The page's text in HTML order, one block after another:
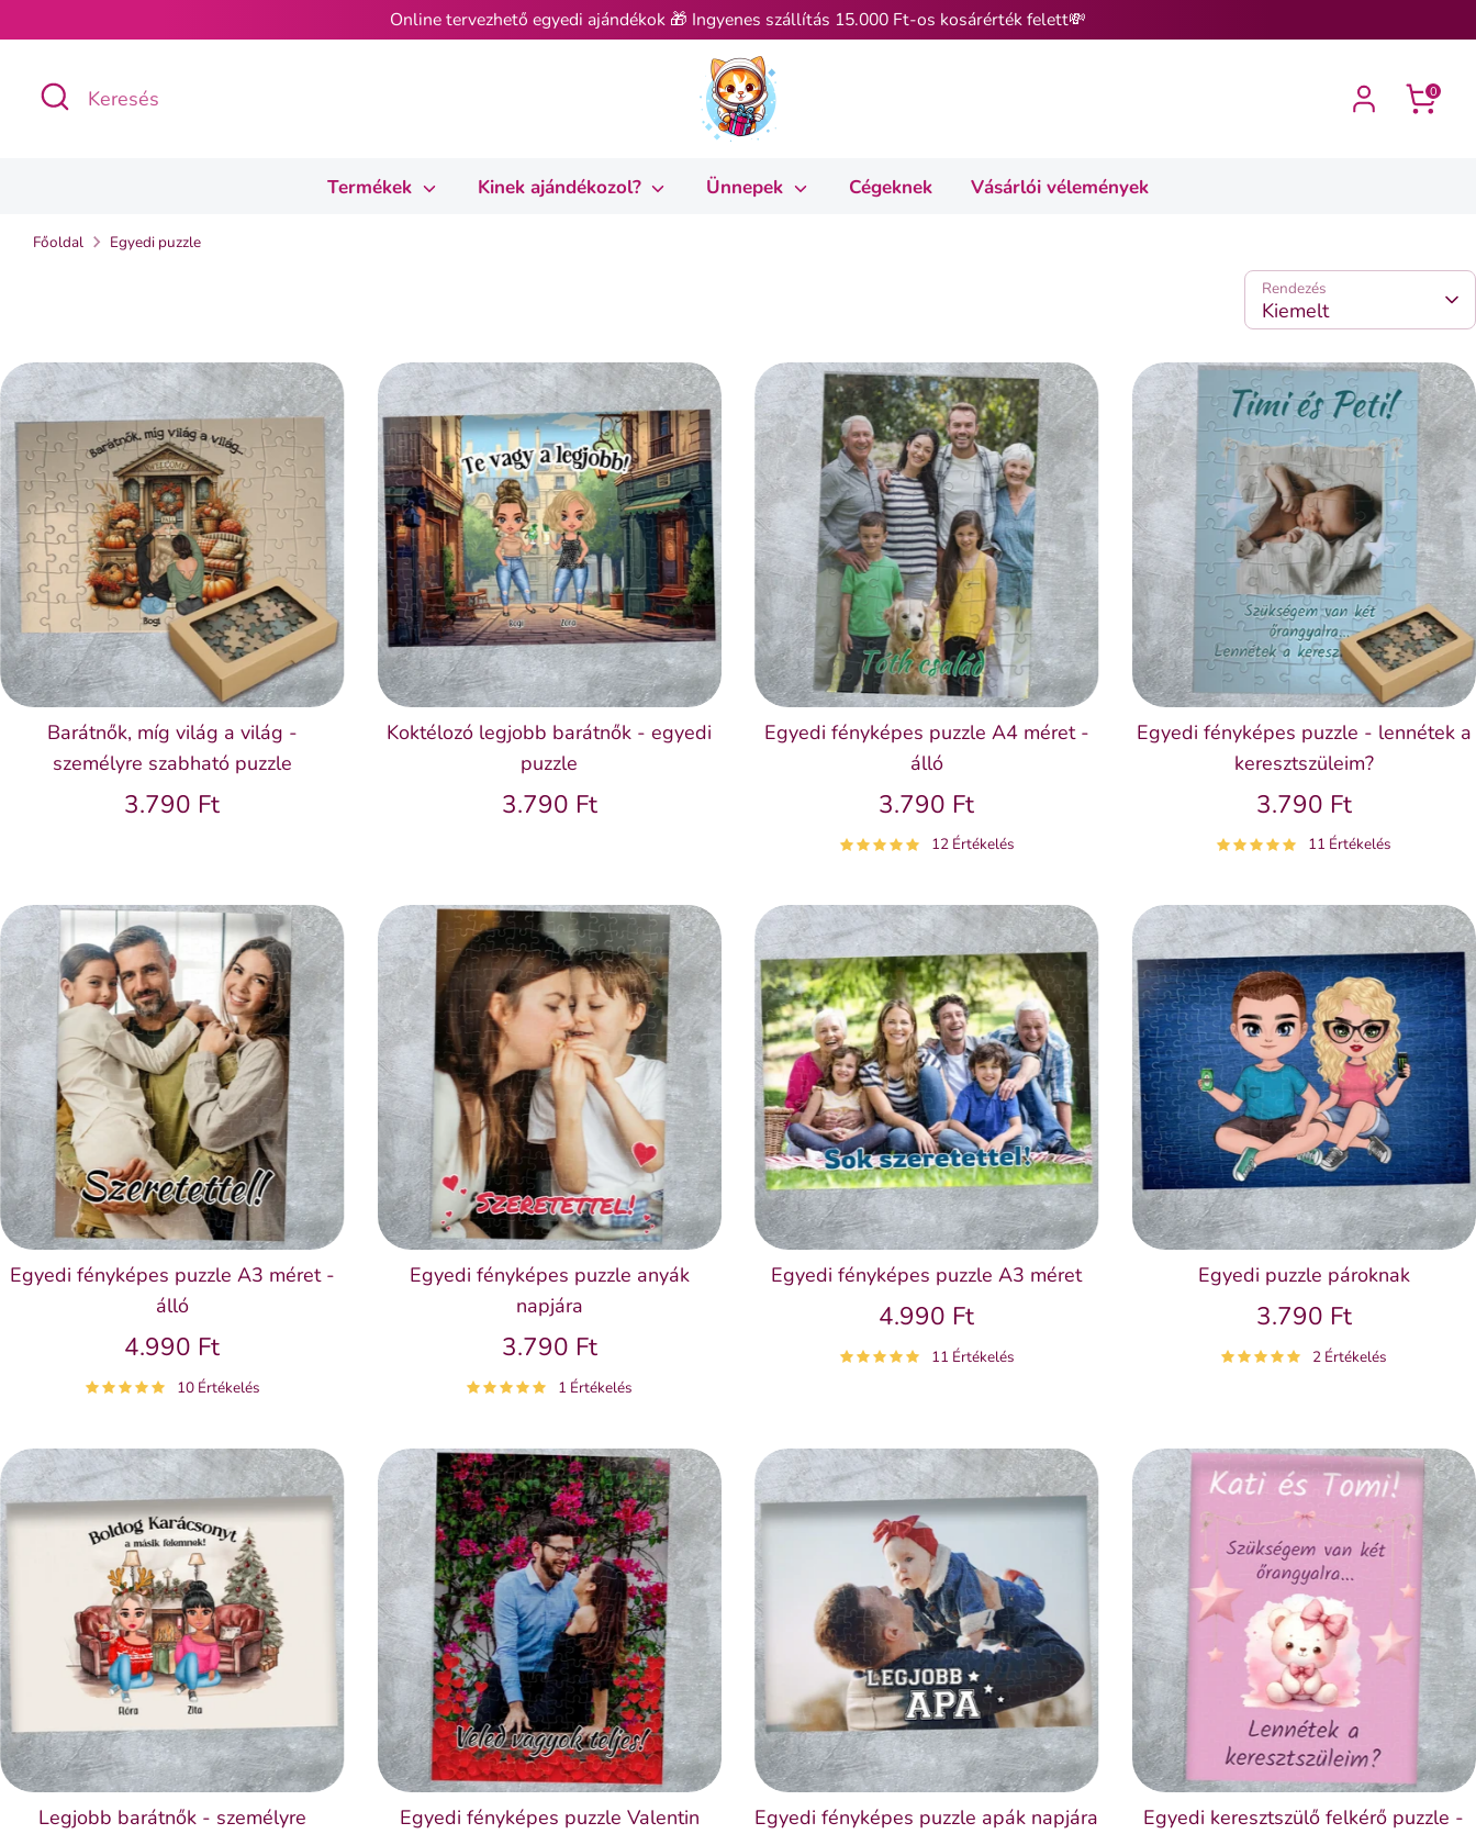
a
tartalomra
Online tervezhető egyedi ajándékok 🎁 Ingyenes szállítás 15.000 Ft-os kosárérték felett💸
Keresés
Keresés 0
Termékek Kinek ajándékozol? Ünnepek Cégeknek Vásárlói vélemények
Főoldal Egyedi puzzle
Rendezés
Kiemelt
Barátnők, míg világ a világ -
személyre szabható puzzle
3.790 Ft
Koktélozó legjobb barátnők - egyedi
puzzle
3.790 Ft
Egyedi fényképes puzzle A4 méret -
álló
3.790 Ft
12 Értékelés
Egyedi fényképes puzzle - lennétek a
keresztszüleim?
3.790 Ft
11 Értékelés
Egyedi fényképes puzzle A3 méret -
álló
4.990 Ft
10 Értékelés
Egyedi fényképes puzzle anyák
napjára
3.790 Ft
1 Értékelés
Egyedi fényképes puzzle A3 méret
4.990 Ft
11 Értékelés
Egyedi puzzle pároknak
3.790 Ft
2 Értékelés
Legjobb barátnők - személyre
Egyedi fényképes puzzle Valentin
Egyedi fényképes puzzle apák napjára
Egyedi keresztszülő felkérő puzzle -